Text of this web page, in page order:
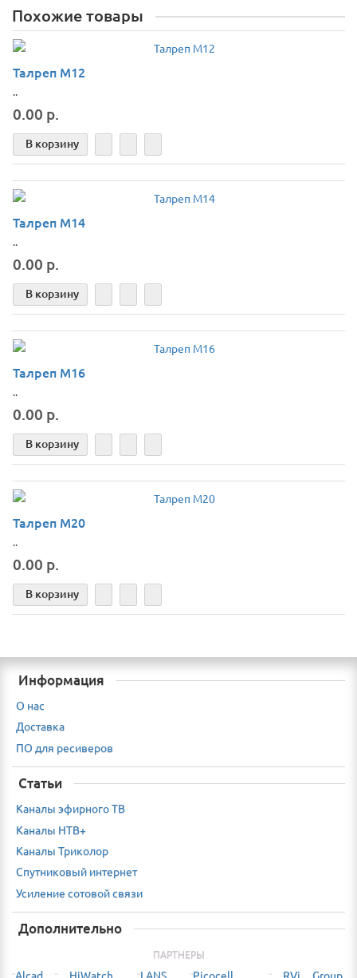
Похожие товары
Талреп М12
..
0.00 р.
В корзину
Талреп М14
..
0.00 р.
В корзину
Талреп М16
..
0.00 р.
В корзину
Талреп М20
..
0.00 р.
В корзину
Информация
О нас
Доставка
ПО для ресиверов
Статьи
Каналы эфирного ТВ
Каналы НТВ+
Каналы Триколор
Спутниковый интернет
Усиление сотовой связи
Дополнительно
ПАРТНЕРЫ
Alcad HiWatch LANS Picocell RVi Group